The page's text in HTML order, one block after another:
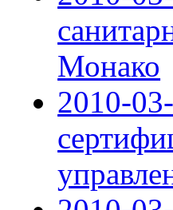
Монако
2010-